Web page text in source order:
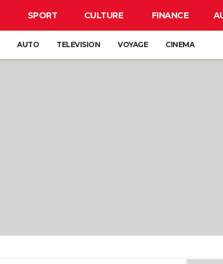
SPORT CULTURE FINANCE
AUTO TELEVISION VOYAGE CINEMA